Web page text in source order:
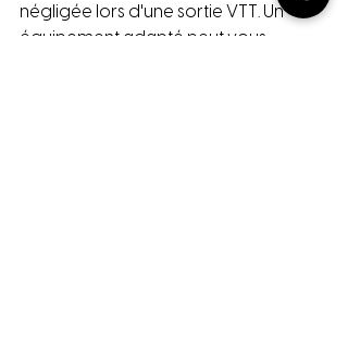
négligée lors d'une sortie VTT. Un
équipement adapté peut vous